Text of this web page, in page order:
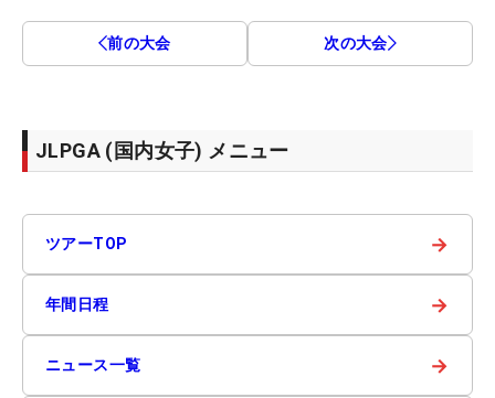
前の大会 次の大会
JLPGA (国内女子) メニュー
ツアーTOP →
年間日程 →
ニュース一覧 →